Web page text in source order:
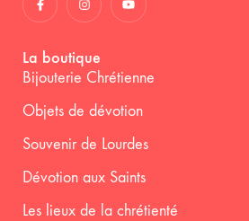
La boutique
Bijouterie Chrétienne
Objets de dévotion
Souvenir de Lourdes
Dévotion aux Saints
Les lieux de la chrétienté